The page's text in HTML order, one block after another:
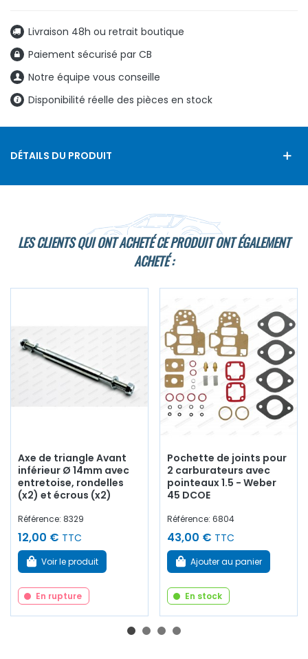
Livraison 48h ou retrait boutique
Paiement sécurisé par CB
Notre équipe vous conseille
Disponibilité réelle des pièces en stock
DÉTAILS DU PRODUIT
LES CLIENTS QUI ONT ACHETÉ CE PRODUIT ONT ÉGALEMENT
ACHETÉ :
Axe de triangle Avant
inférieur Ø 14mm avec
entretoise, rondelles
(x2) et écrous (x2)
Référence: 8329
12,00 € TTC
Voir le produit
En rupture
Pochette de joints pour
2 carburateurs avec
pointeaux 1.5 - Weber
45 DCOE
Référence: 6804
43,00 € TTC
Ajouter au panier
En stock